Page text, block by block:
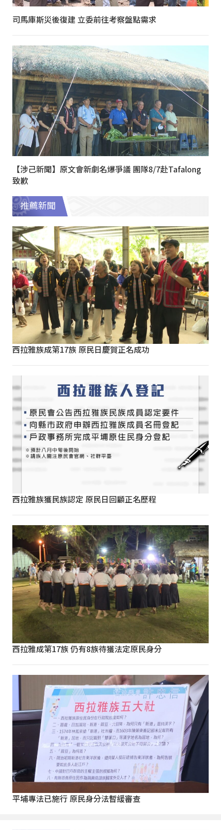
司馬庫斯災後復建 立委前往考察盤點需求
【涉己新聞】原文會新劇名爆爭議 團隊8/7赴Tafalong
致歉
推薦新聞
西拉雅族成第17族 原民日慶賀正名成功
西拉雅族獲民族認定 原民日回顧正名歷程
西拉雅成第17族 仍有8族待獲法定原民身分
平埔專法已施行 原民身分法暫緩審查